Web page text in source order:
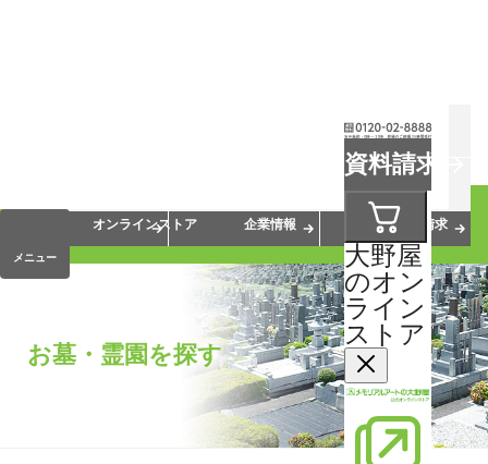
資料請求
大野屋
のオン
ライン
ストア
メニュー
会員サービス
オンラインストア
企業情報 資料請求
お墓・霊園を探す